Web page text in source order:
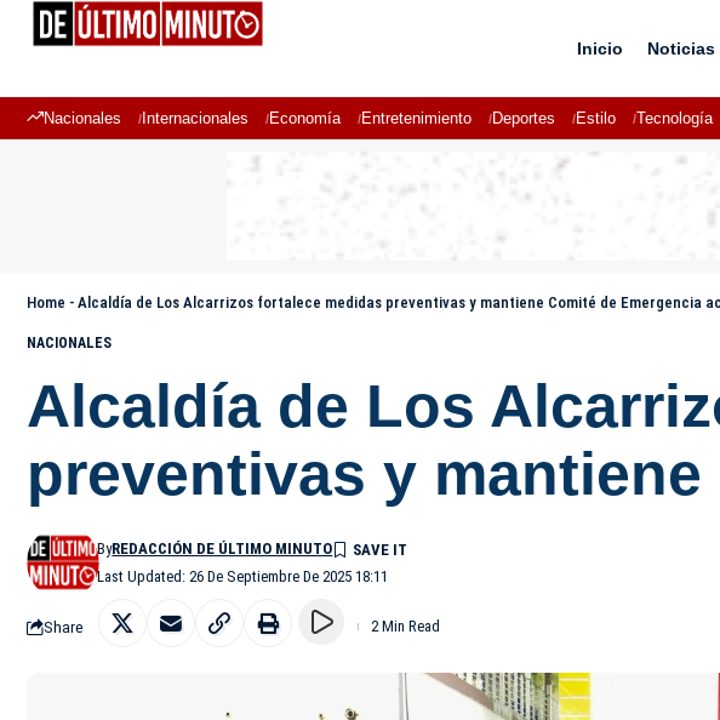
Inicio Noticias
Nacionales Internacionales Economía Entretenimiento Deportes Estilo Tecnología
Home - Alcaldía de Los Alcarrizos fortalece medidas preventivas y mantiene Comité de Emergencia
NACIONALES
Alcaldía de Los
preventivas y
Last Updated: 26 De Septiembre De 2025 18:11
ByREDACCIÓN DE ÚLTIMO MINUTO
Share 2 Min Read